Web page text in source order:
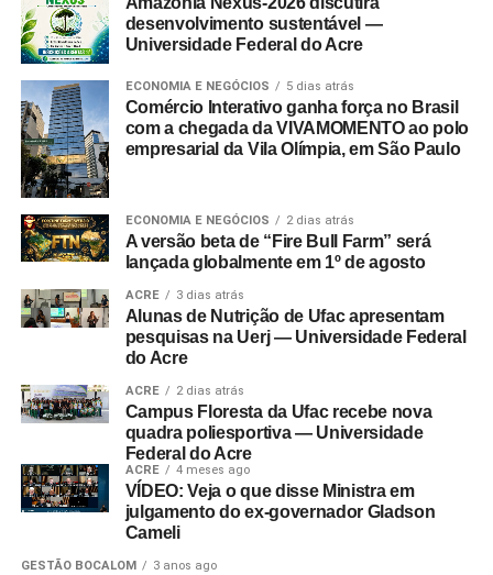
desenvolvimento sustentável —
Universidade Federal do Acre
ECONOMIA E NEGÓCIOS 5 dias atrás
Comércio Interativo ganha força no Brasil
com a chegada da VIVAMOMENTO ao polo
empresarial da Vila Olímpia, em São Paulo
ECONOMIA E NEGÓCIOS 2 dias atrás
A versão beta de “Fire Bull Farm” será
lançada globalmente em 1º de agosto
ACRE 3 dias atrás
Alunas de Nutrição de Ufac apresentam
pesquisas na Uerj — Universidade Federal
do Acre
ACRE 2 dias atrás
Campus Floresta da Ufac recebe nova
quadra poliesportiva — Universidade
Federal do Acre
ACRE 4 meses ago
VÍDEO: Veja o que disse Ministra em
julgamento do ex-governador Gladson
Cameli
GESTÃO BOCALOM 3 anos ago